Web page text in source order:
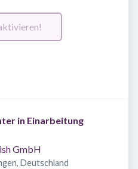
in Einarbeitung
GmbH
Deutschland